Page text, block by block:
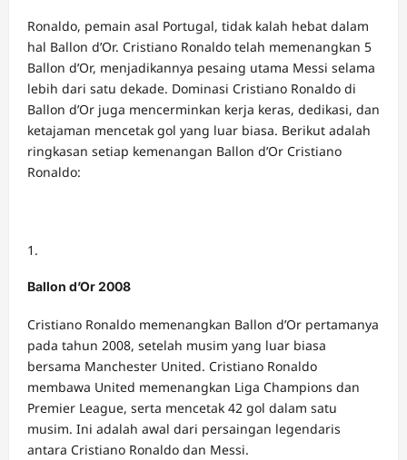
Ronaldo, pemain asal Portugal, tidak kalah hebat dalam
hal Ballon d’Or. Cristiano Ronaldo telah memenangkan 5
Ballon d’Or, menjadikannya pesaing utama Messi selama
lebih dari satu dekade. Dominasi Cristiano Ronaldo di
Ballon d’Or juga mencerminkan kerja keras, dedikasi, dan
ketajaman mencetak gol yang luar biasa. Berikut adalah
ringkasan setiap kemenangan Ballon d’Or Cristiano
Ronaldo:
Ballon d’Or 2008
Cristiano Ronaldo memenangkan Ballon d’Or pertamanya
pada tahun 2008, setelah musim yang luar biasa
bersama Manchester United. Cristiano Ronaldo
membawa United memenangkan Liga Champions dan
Premier League, serta mencetak 42 gol dalam satu
musim. Ini adalah awal dari persaingan legendaris
antara Cristiano Ronaldo dan Messi.